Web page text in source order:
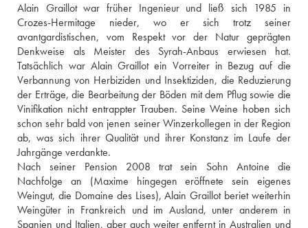
Alain Graillot war früher Ingenieur und ließ sich 1985 in
Crozes-Hermitage nieder, wo er sich trotz seiner
avantgardistischen, vom Respekt vor der Natur geprägten
Denkweise als Meister des Syrah-Anbaus erwiesen hat.
Tatsächlich war Alain Graillot ein Vorreiter in Bezug auf die
Verbannung von Herbiziden und Insektiziden, die Reduzierung
der Erträge, die Bearbeitung der Böden mit dem Pflug sowie die
Vinifikation nicht entrappter Trauben. Seine Weine hoben sich
schon sehr bald von jenen seiner Winzerkollegen in der Region
ab, was sich ihrer Qualität und ihrer Konstanz im Laufe der
Jahrgänge verdankte.
Nach seiner Pension 2008 trat sein Sohn Antoine die
Nachfolge an (Maxime hingegen eröffnete sein eigenes
Weingut, die Domaine des Lises), Alain Graillot beriet weiterhin
Weingüter in Frankreich und im Ausland, unter anderem in
Spanien und Italien, aber auch weiter entfernt in Australien und